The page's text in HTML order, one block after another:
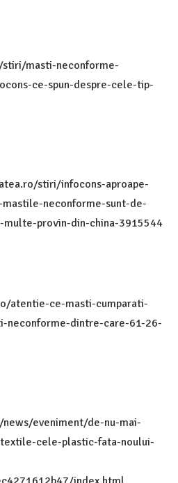
masti-neconforme-
ce-spun-despre-cele-tip-
stiri/infocons-aproape-
neconforme-sunt-de-
provin-din-china-3915544
atentie-ce-masti-cumparati-
neconforme-dintre-care-61-26-
eveniment/de-nu-mai-
cele-plastic-fata-noului-